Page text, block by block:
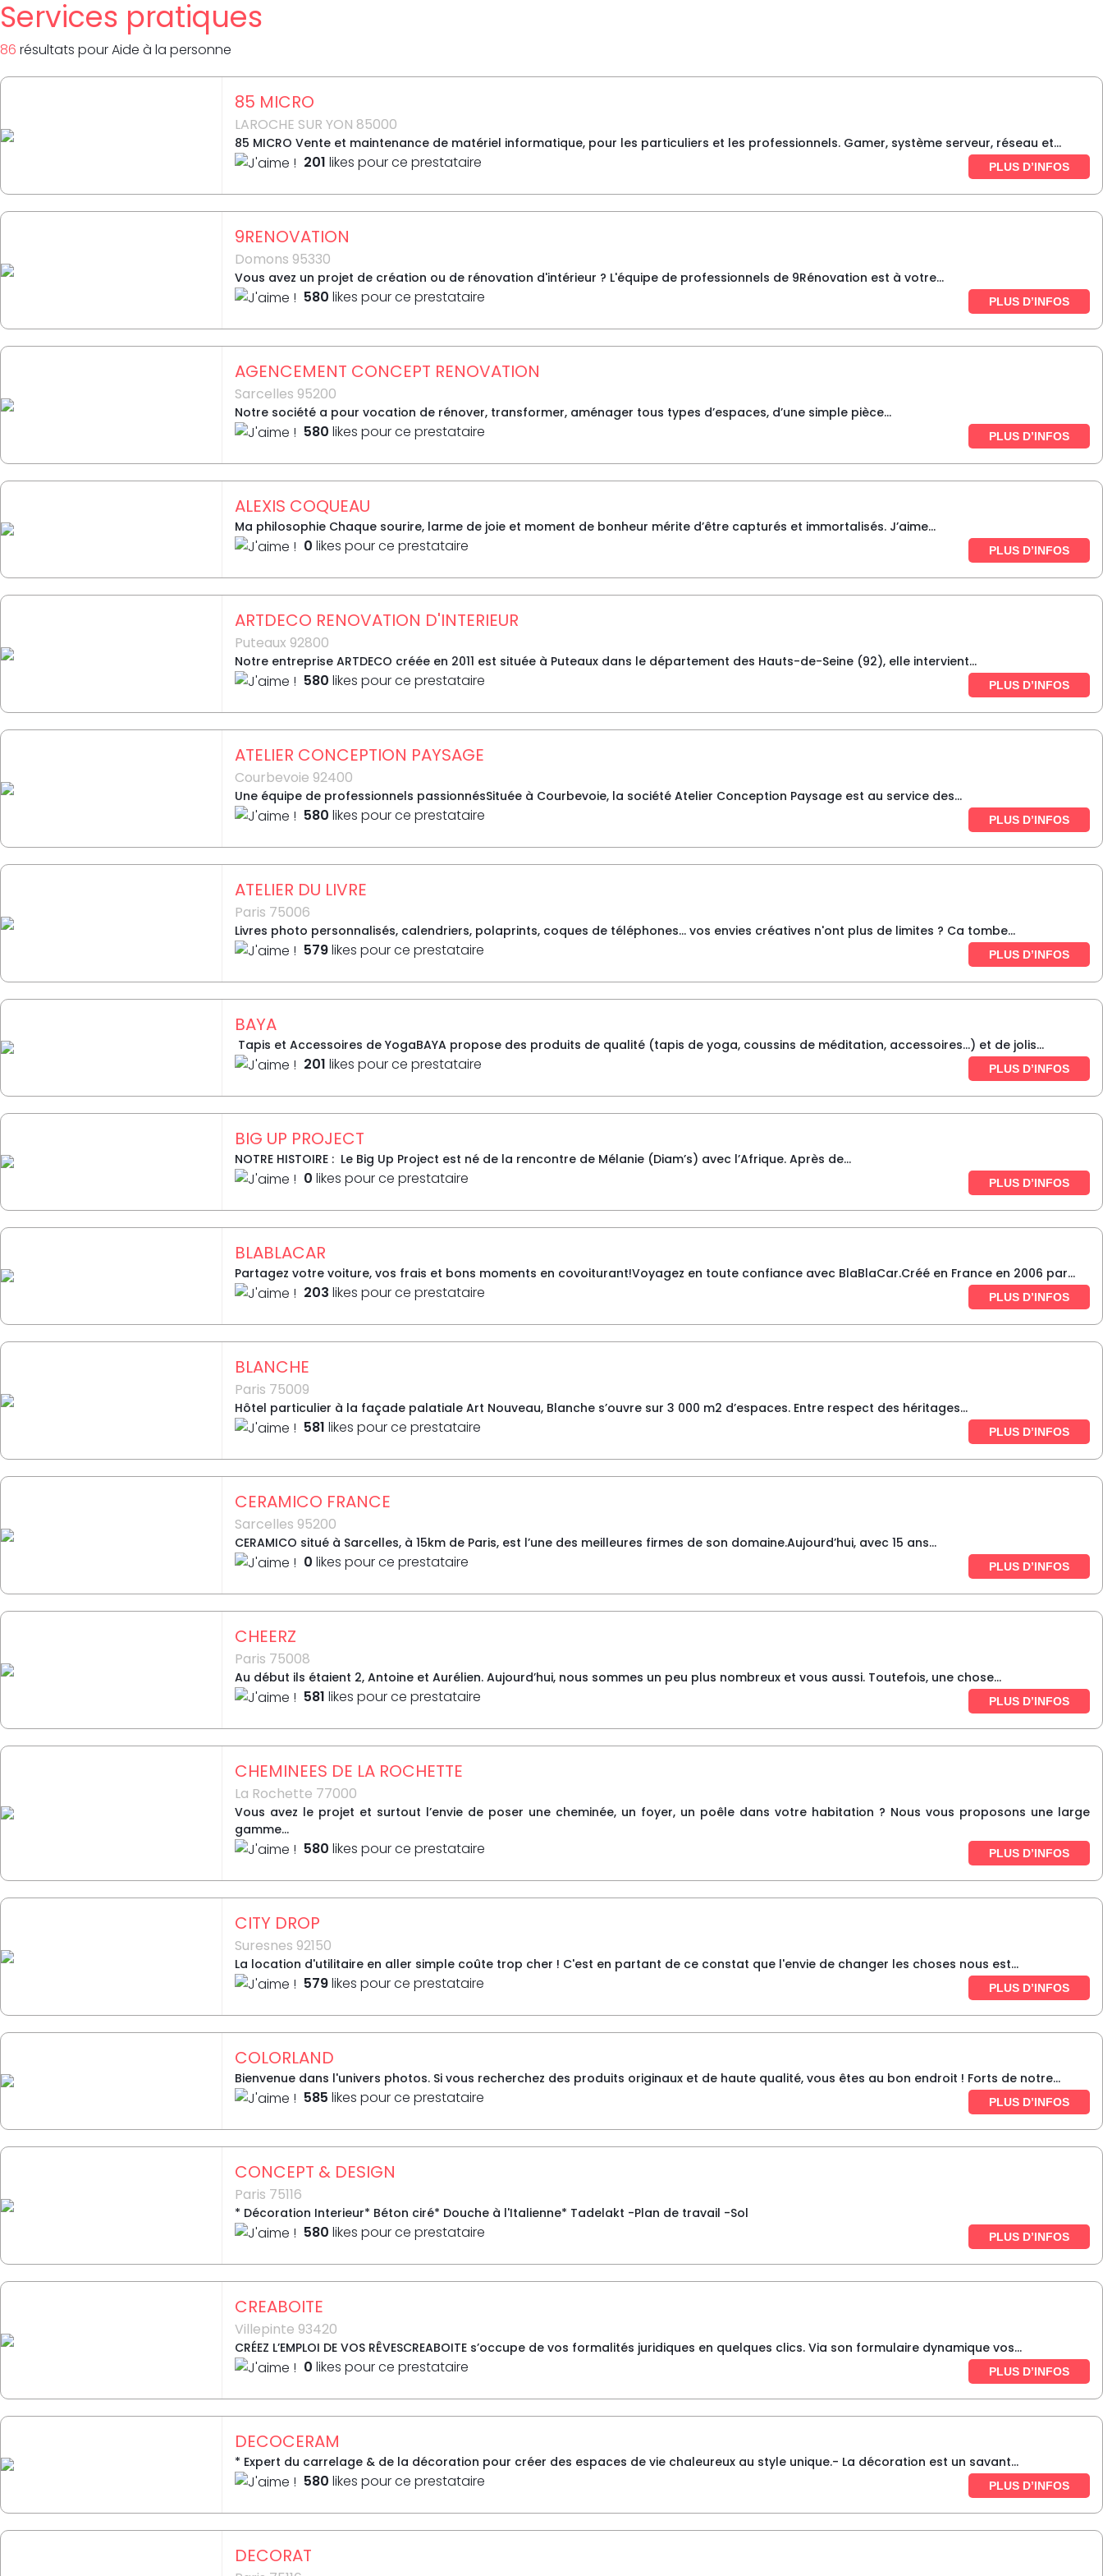
Services pratiques
86 résultats pourAide à la personne
85 MICRO
LAROCHE SUR YON 85000
85 MICRO Vente et maintenance de matériel informatique, pour les particuliers et les professionnels. Gamer, système serveur, réseau et...
201 likes pour ce prestataire PLUS D’INFOS
9RENOVATION
Domons 95330
Vous avez un projet de création ou de rénovation d'intérieur ? L'équipe de professionnels de 9Rénovation est à votre...
580 likes pour ce prestataire PLUS D’INFOS
AGENCEMENT CONCEPT RENOVATION
Sarcelles 95200
Notre société a pour vocation de rénover, transformer, aménager tous types d’espaces, d’une simple pièce...
580 likes pour ce prestataire PLUS D’INFOS
ALEXIS COQUEAU
Ma philosophie Chaque sourire, larme de joie et moment de bonheur mérite d’être capturés et immortalisés. J’aime...
0 likes pour ce prestataire PLUS D’INFOS
ARTDECO RENOVATION D'INTERIEUR
Puteaux 92800
Notre entreprise ARTDECO créée en 2011 est située à Puteaux dans le département des Hauts-de-Seine (92), elle intervient...
580 likes pour ce prestataire PLUS D’INFOS
ATELIER CONCEPTION PAYSAGE
Courbevoie 92400
Une équipe de professionnels passionnésSituée à Courbevoie, la société Atelier Conception Paysage est au service des...
580 likes pour ce prestataire PLUS D’INFOS
ATELIER DU LIVRE
Paris 75006
Livres photo personnalisés, calendriers, polaprints, coques de téléphones... vos envies créatives n'ont plus de limites ? Ca tombe...
579likes pour ce prestataire PLUS D’INFOS
BAYA
Tapis et Accessoires de YogaBAYA propose des produits de qualité (tapis de yoga, coussins de méditation, accessoires…) et de jolis...
201 likes pour ce prestataire PLUS D’INFOS
BIG UP PROJECT
NOTRE HISTOIRE : Le Big Up Project est né de la rencontre de Mélanie (Diam’s) avec l’Afrique. Après de...
0 likes pour ce prestataire PLUS D’INFOS
BLABLACAR
Partagez votre voiture, vos frais et bons moments en covoiturant!Voyagez en toute confiance avec BlaBlaCar.Créé en France en 2006 par...
203 likes pour ce prestataire PLUS D’INFOS
BLANCHE
Paris 75009
Hôtel particulier à la façade palatiale Art Nouveau, Blanche s’ouvre sur 3 000 m2 d’espaces. Entre respect des héritages...
581 likes pour ce prestataire PLUS D’INFOS
CERAMICO FRANCE
Sarcelles 95200
CERAMICO situé à Sarcelles, à 15km de Paris, est l’une des meilleures firmes de son domaine.Aujourd’hui, avec 15 ans...
0 likes pour ce prestataire PLUS D’INFOS
CHEERZ
Paris 75008
Au début ils étaient 2, Antoine et Aurélien. Aujourd’hui, nous sommes un peu plus nombreux et vous aussi. Toutefois, une chose...
581 likes pour ce prestataire PLUS D’INFOS
CHEMINEES DE LA ROCHETTE
La Rochette 77000
Vous avez le projet et surtout l’envie de poser une cheminée, un foyer, un poêle dans votre habitation ? Nous vous proposons une large
gamme...
580 likes pour ce prestataire PLUS D’INFOS
CITY DROP
Suresnes 92150
La location d'utilitaire en aller simple coûte trop cher ! C'est en partant de ce constat que l'envie de changer les choses nous est...
579likes pour ce prestataire PLUS D’INFOS
COLORLAND
Bienvenue dans l'univers photos. Si vous recherchez des produits originaux et de haute qualité, vous êtes au bon endroit ! Forts de notre...
585 likes pour ce prestataire PLUS D’INFOS
CONCEPT & DESIGN
Paris 75116
* Décoration Interieur* Béton ciré* Douche à l'Italienne* Tadelakt -Plan de travail -Sol
580 likes pour ce prestataire PLUS D’INFOS
CREABOITE
Villepinte 93420
CRÉEZ L’EMPLOI DE VOS RÊVESCREABOITE s’occupe de vos formalités juridiques en quelques clics. Via son formulaire dynamique vos...
0 likes pour ce prestataire PLUS D’INFOS
DECOCERAM
* Expert du carrelage & de la décoration pour créer des espaces de vie chaleureux au style unique.- La décoration est un savant...
580 likes pour ce prestataire PLUS D’INFOS
DECORAT